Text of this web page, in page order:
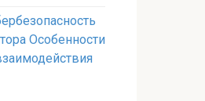
Особенности